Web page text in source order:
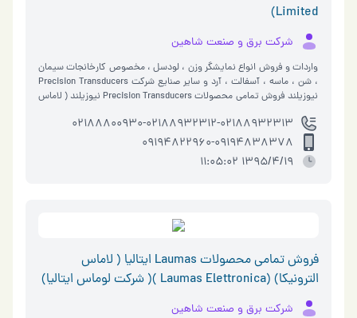
Limited)
شرکت برق و صنعت شاهین
واردات و فروش انواع نمايشگر وزن ، لودسل ، مخصوص كارخانجات سيمان
، شن ، ماسه ، آسفالت ، آرد و ساير صنايع شركت Precision Transducers
نيوزيلند فروش تمامي محصولات Precision Transducers نيوزيلند ( لاماس
02188800930-02188932312-02188932313
09194822960-09194838378
1395/4/19 11:05:02
فروش تمامي محصولات Laumas ايتاليا ( لاماس
الترونيکا) (Laumas Elettronica )( شرکت لوماس ايتاليا)
شرکت برق و صنعت شاهین